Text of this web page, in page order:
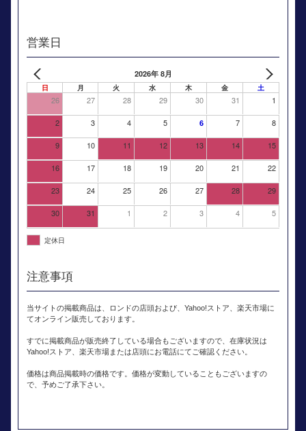
営業日
2026年 8月
日 月 火 水 木 金 土
26 27 28 29 30 31 1
2 3 4 5 6 7 8
9 10 11 12 13 14 15
16 17 18 19 20 21 22
23 24 25 26 27 28 29
30 31 1 2 3 4 5
定休日
注意事項
当サイトの掲載商品は、ロンドの店頭および、Yahoo!ストア、楽天市場に
てオンライン販売しております。
すでに掲載商品が販売終了している場合もございますので、在庫状況は
Yahoo!ストア、楽天市場または店頭にお電話にてご確認ください。
価格は商品掲載時の価格です。価格が変動していることもございますの
で、予めご了承下さい。